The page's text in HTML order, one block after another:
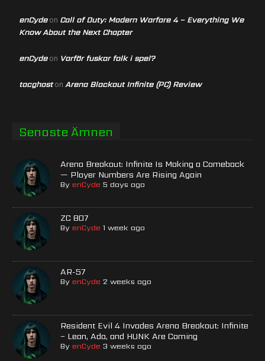
enCydeon Call of Duty: Modern Warfare 4 – Everything We
Know About the Next Chapter
enCydeon Varför fuskar folk i spel?
tacghoston Arena Blackout Infinite (PC) Review
Senaste Ämnen
Arena Breakout: Infinite Is Making a Comeback
— Player Numbers Are Rising Again
ByenCyde 5 days ago
ZC 807
ByenCyde 1 week ago
AR-57
ByenCyde 2 weeks ago
Resident Evil 4 Invades Arena Breakout: Infinite
– Leon, Ada, and HUNK Are Coming
ByenCyde 3 weeks ago